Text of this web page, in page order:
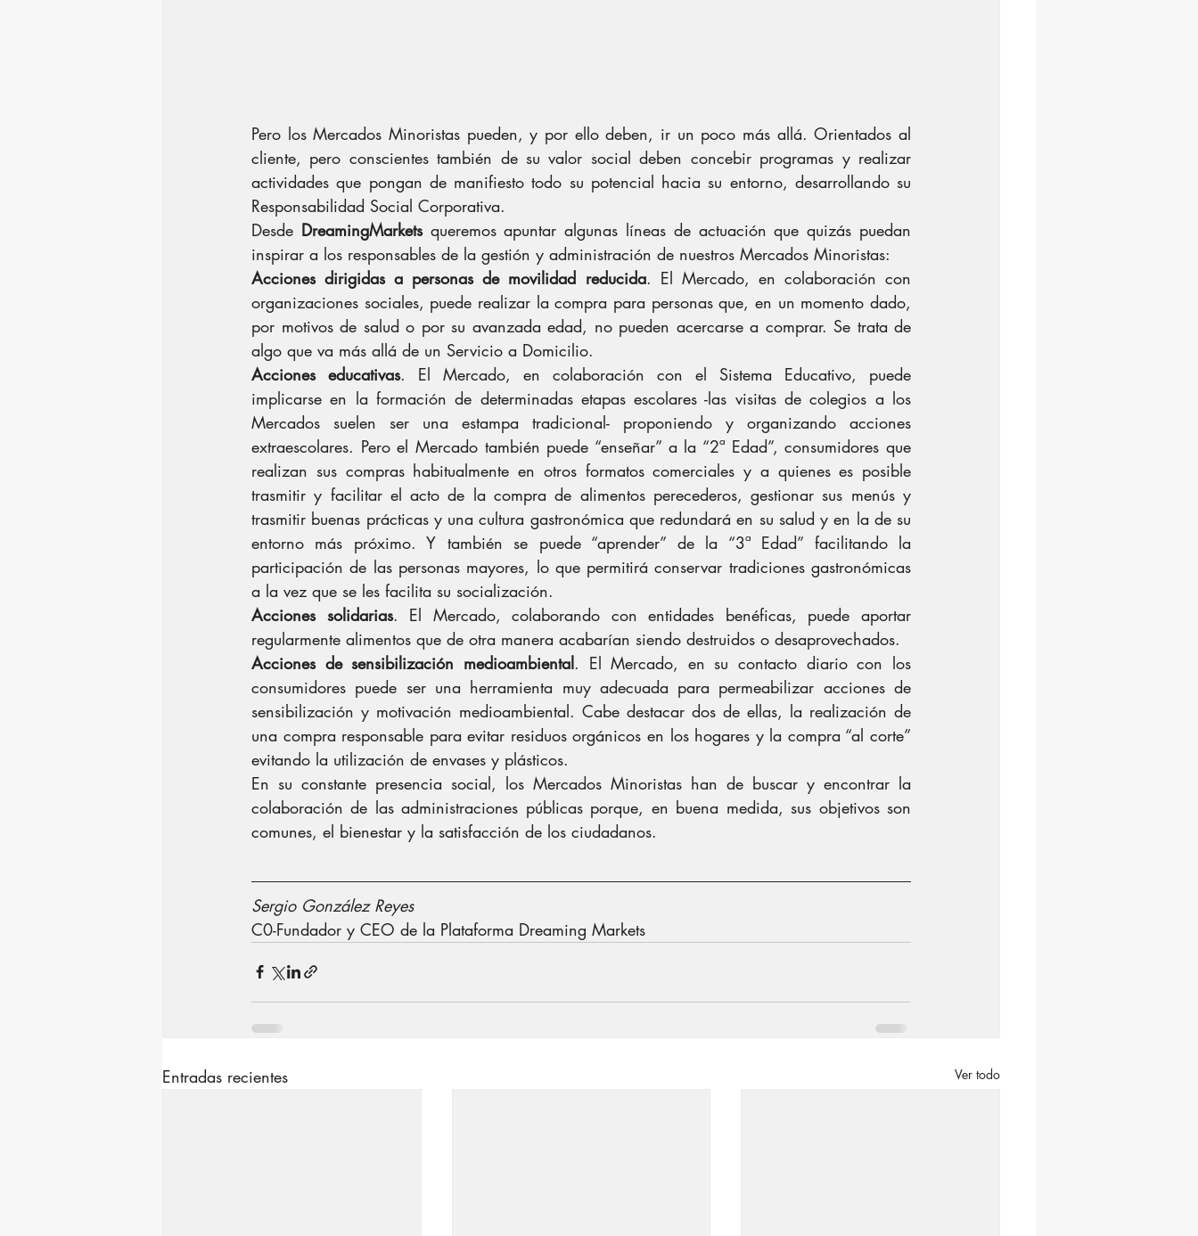
Pero los Mercados Minoristas pueden, y por ello deben, ir un poco más allá. Orientados al
cliente, pero conscientes también de su valor social deben concebir programas y realizar
actividades que pongan de manifiesto todo su potencial hacia su entorno, desarrollando su
Responsabilidad Social Corporativa.
Desde DreamingMarkets queremos apuntar algunas líneas de actuación que quizás puedan
inspirar a los responsables de la gestión y administración de nuestros Mercados Minoristas:
Acciones dirigidas a personas de movilidad reducida. El Mercado, en colaboración con
organizaciones sociales, puede realizar la compra para personas que, en un momento dado,
por motivos de salud o por su avanzada edad, no pueden acercarse a comprar. Se trata de
algo que va más allá de un Servicio a Domicilio.
Acciones educativas. El Mercado, en colaboración con el Sistema Educativo, puede
implicarse en la formación de determinadas etapas escolares -las visitas de colegios a los
Mercados suelen ser una estampa tradicional- proponiendo y organizando acciones
extraescolares. Pero el Mercado también puede “enseñar” a la “2ª Edad”, consumidores que
realizan sus compras habitualmente en otros formatos comerciales y a quienes es posible
trasmitir y facilitar el acto de la compra de alimentos perecederos, gestionar sus menús y
trasmitir buenas prácticas y una cultura gastronómica que redundará en su salud y en la de su
entorno más próximo. Y también se puede “aprender” de la “3ª Edad” facilitando la
participación de las personas mayores, lo que permitirá conservar tradiciones gastronómicas
a la vez que se les facilita su socialización.
Acciones solidarias. El Mercado, colaborando con entidades benéficas, puede aportar
regularmente alimentos que de otra manera acabarían siendo destruidos o desaprovechados.
Acciones de sensibilización medioambiental. El Mercado, en su contacto diario con los
consumidores puede ser una herramienta muy adecuada para permeabilizar acciones de
sensibilización y motivación medioambiental. Cabe destacar dos de ellas, la realización de
una compra responsable para evitar residuos orgánicos en los hogares y la compra “al corte”
evitando la utilización de envases y plásticos.
En su constante presencia social, los Mercados Minoristas han de buscar y encontrar la
colaboración de las administraciones públicas porque, en buena medida, sus objetivos son
comunes, el bienestar y la satisfacción de los ciudadanos.
Sergio González Reyes
C0-Fundador y CEO de la Plataforma Dreaming Markets
Entradas recientes Ver todo